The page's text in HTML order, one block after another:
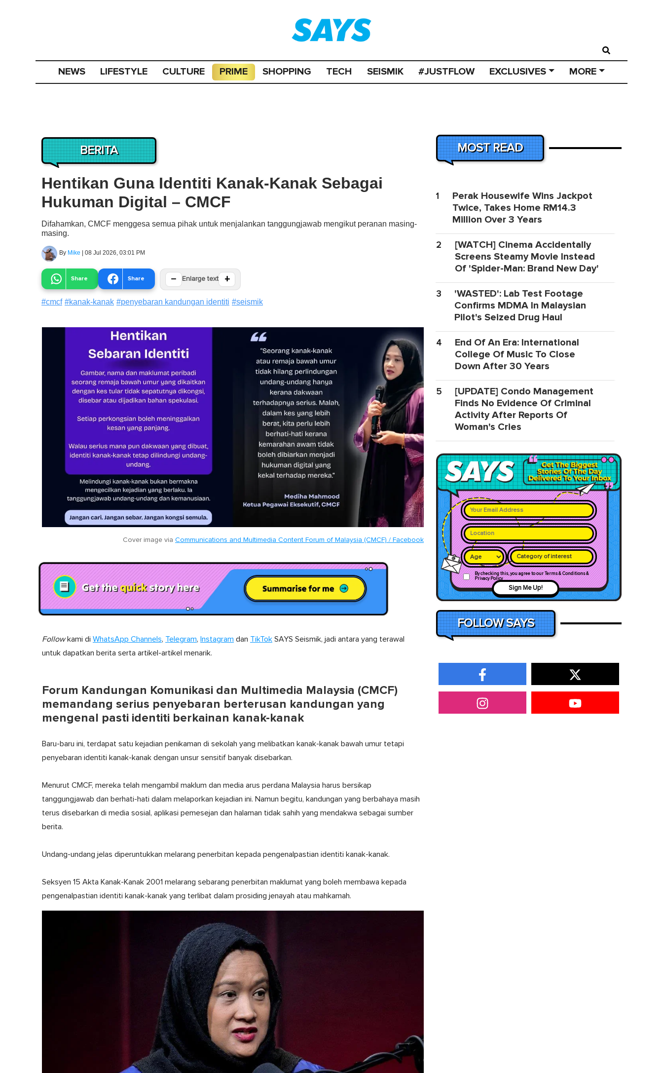
NEWS LIFESTYLE CULTURE PRIME SHOPPING TECH SEISMIK #JUSTFLOW EXCLUSIVES MORE
BERITA
Hentikan Guna Identiti Kanak-Kanak Sebagai
Hukuman Digital – CMCF
Difahamkan, CMCF menggesa semua pihak untuk menjalankan tanggungjawab mengikut peranan masing-
masing.
By Mike | 08 Jul 2026, 03:01 PM
Share Share − Enlarge text +
#cmcf #kanak-kanak #penyebaran kandungan identiti #seismik
Cover image via Communications and Multimedia Content Forum of Malaysia (CMCF) / Facebook
Followkami di WhatsApp Channels, Telegram, Instagram dan TikTok SAYS Seismik, jadi antara yang terawal
untuk dapatkan berita serta artikel-artikel menarik.
Forum Kandungan Komunikasi dan Multimedia Malaysia (CMCF)
memandang serius penyebaran berterusan kandungan yang
mengenal pasti identiti berkainan kanak-kanak
Baru-baru ini, terdapat satu kejadian penikaman di sekolah yang melibatkan kanak-kanak bawah umur tetapi
penyebaran identiti kanak-kanak dengan unsur sensitif banyak disebarkan.
Menurut CMCF, mereka telah mengambil maklum dan media arus perdana Malaysia harus bersikap
tanggungjawab dan berhati-hati dalam melaporkan kejadian ini. Namun begitu, kandungan yang berbahaya masih
terus disebarkan di media sosial, aplikasi pemesejan dan halaman tidak sahih yang mendakwa sebagai sumber
berita.
Undang-undang jelas diperuntukkan melarang penerbitan kepada pengenalpastian identiti kanak-kanak.
Seksyen 15 Akta Kanak-Kanak 2001 melarang sebarang penerbitan maklumat yang boleh membawa kepada
pengenalpastian identiti kanak-kanak yang terlibat dalam prosiding jenayah atau mahkamah.
MOST READ
1
Perak Housewife Wins Jackpot
Twice, Takes Home RM14.3
Million Over 3 Years
2
[WATCH] Cinema Accidentally
Screens Steamy Movie Instead
Of 'Spider-Man: Brand New Day'
3
'WASTED': Lab Test Footage
Confirms MDMA In Malaysian
Pilot's Seized Drug Haul
4
End Of An Era: International
College Of Music To Close
Down After 30 Years
5
[UPDATE] Condo Management
Finds No Evidence Of Criminal
Activity After Reports Of
Woman's Cries
Category of interest
By checking this, you agree to our Terms & Conditions &
Privacy Policy
Sign Me Up!
FOLLOW SAYS